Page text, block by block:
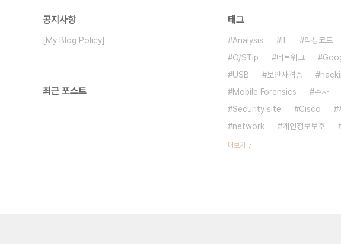
공지사항
[My Blog Policy]
최근 포스트
태그
Analysis It 악성코드
O/STip
네트워크
USB
보안자격증
Mobile Forensics
수사
Security site
Cisco
network
개인정보보호
더보기